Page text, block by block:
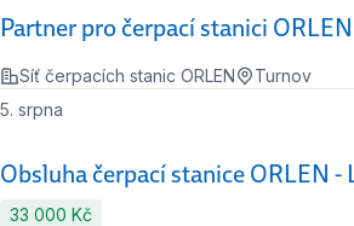
Partner pro čerpací stanici
Síť čerpacích stanic ORLEN Turnov
Obsluha čerpací stanice ORLEN -
5. srpna
33 000 Kč